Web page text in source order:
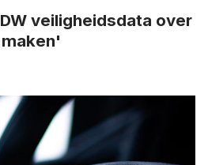
veiligheidsdata over